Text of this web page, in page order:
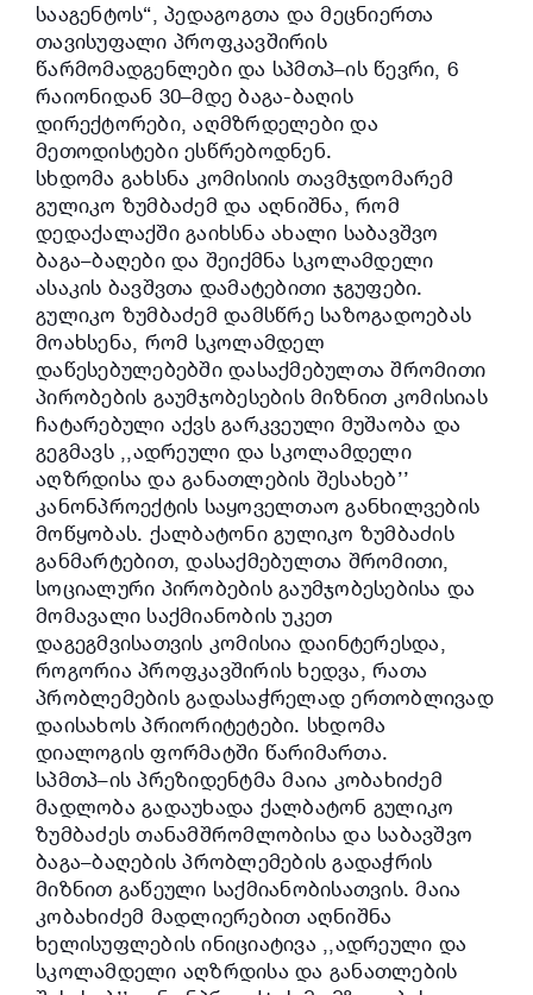
სააგენტოს“, პედაგოგთა და მეცნიერთა
თავისუფალი პროფკავშირის
წარმომადგენლები და სპმთპ–ის წევრი, 6
რაიონიდან 30–მდე ბაგა-ბაღის
დირექტორები, აღმზრდელები და
მეთოდისტები ესწრებოდნენ.
სხდომა გახსნა კომისიის თავმჯდომარემ
გულიკო ზუმბაძემ და აღნიშნა, რომ
დედაქალაქში გაიხსნა ახალი საბავშვო
ბაგა–ბაღები და შეიქმნა სკოლამდელი
ასაკის ბავშვთა დამატებითი ჯგუფები.
გულიკო ზუმბაძემ დამსწრე საზოგადოებას
მოახსენა, რომ სკოლამდელ
დაწესებულებებში დასაქმებულთა შრომითი
პირობების გაუმჯობესების მიზნით კომისიას
ჩატარებული აქვს გარკვეული მუშაობა და
გეგმავს ,,ადრეული და სკოლამდელი
აღზრდისა და განათლების შესახებ’’
კანონპროექტის საყოველთაო განხილვების
მოწყობას. ქალბატონი გულიკო ზუმბაძის
განმარტებით, დასაქმებულთა შრომითი,
სოციალური პირობების გაუმჯობესებისა და
მომავალი საქმიანობის უკეთ
დაგეგმვისათვის კომისია დაინტერესდა,
როგორია პროფკავშირის ხედვა, რათა
პრობლემების გადასაჭრელად ერთობლივად
დაისახოს პრიორიტეტები. სხდომა
დიალოგის ფორმატში წარიმართა.
სპმთპ–ის პრეზიდენტმა მაია კობახიძემ
მადლობა გადაუხადა ქალბატონ გულიკო
ზუმბაძეს თანამშრომლობისა და საბავშვო
ბაგა–ბაღების პრობლემების გადაჭრის
მიზნით გაწეული საქმიანობისათვის. მაია
კობახიძემ მადლიერებით აღნიშნა
ხელისუფლების ინიციატივა ,,ადრეული და
სკოლამდელი აღზრდისა და განათლების